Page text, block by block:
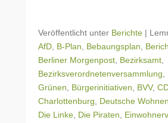
Veröffentlicht unter Berichte |
AfD B-Plan Bebaungsplan
Berliner Morgenpost Bezirksamt
Bezirksverordnetenversammlung
Grünen
Bürgerinitiativen BVV,
Charlottenburg
Deutsche Wohnen
Die Linke Die Piraten